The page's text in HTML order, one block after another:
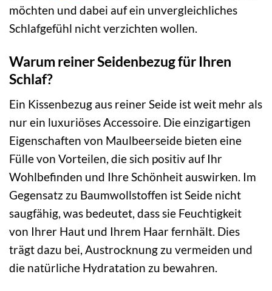
möchten und dabei auf ein unvergleichliches
Schlafgefühl nicht verzichten wollen.
Warum reiner Seidenbezug für Ihren
Schlaf?
Ein Kissenbezug aus reiner Seide ist weit mehr als
nur ein luxuriöses Accessoire. Die einzigartigen
Eigenschaften von Maulbeerseide bieten eine
Fülle von Vorteilen, die sich positiv auf Ihr
Wohlbefinden und Ihre Schönheit auswirken. Im
Gegensatz zu Baumwollstoffen ist Seide nicht
saugfähig, was bedeutet, dass sie Feuchtigkeit
von Ihrer Haut und Ihrem Haar fernhält. Dies
trägt dazu bei, Austrocknung zu vermeiden und
die natürliche Hydratation zu bewahren.